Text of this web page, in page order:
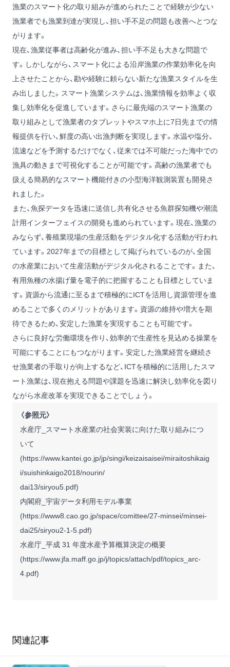
漁業のスマート化の取り組みが進められたことで経験が少ない
漁業者でも漁業到達が実現し、担い手不足の問題も改善へとつな
がります。
現在、漁業従事者は高齢化が進み、担い手不足も大きな問題で
す。しかしながら、スマート化による沿岸漁業の作業効率化を向
上させたことから、勘や経験に頼らない新たな漁業スタイルを生
み出しました。スマート漁業システムは、漁業情報を効率よく収
集し効率化を促進しています。さらに最先端のスマート漁業の
取り組みとして漁業者のタブレットやスマホ上に7日先までの情
報提供を行い、鮮度の高い出漁判断を実現します。水温や塩分、
流速などを予測するだけでなく、従来では不可能だった海中での
漁具の動きまで可視化することが可能です。高齢の漁業者でも
扱える簡易的なスマート機能付きの小型海洋観測装置も開発さ
れました。
また、魚探データを迅速に送信し共有化させる魚群探知機や潮流
計用インターフェイスの開発も進められています。現在、漁業の
みならず、養殖業現場の生産活動をデジタル化する活動が行われ
ています。2027年までの目標として掲げられているのが、全国
の水産業において生産活動がデジタル化されることです。また、
有用魚種の水揚げ量を電子的に把握することも目標としていま
す。資源から流通に至るまで積極的にICTを活用し資源管理を進
めることで多くのメリットがあります。資源の維持や増大を期
待できるため、安定した漁業を実現することも可能です。
さらに良好な労働環境を作り、効率的で生産性を見込める操業を
可能にすることにもつながります。安定した漁業経営を継続さ
せ漁業者の手取りが向上するなど、ICTを積極的に活用したスマ
ート漁業は、現在抱える問題や課題を迅速に解決し効率化を図り
ながら水産改革を実現できることでしょう。
〈参照元〉
水産庁_スマート水産業の社会実装に向けた取り組みにつ
いて
(https://www.kantei.go.jp/jp/singi/keizaisaisei/miraitoshikaig
i/suishinkaigo2018/nourin/
dai13/siryou5.pdf)
内閣府_宇宙データ利用モデル事業
(https://www8.cao.go.jp/space/comittee/27-minsei/minsei-
dai25/siryou2-1-5.pdf)
水産庁_平成 31 年度水産予算概算決定の概要
(https://www.jfa.maff.go.jp/j/topics/attach/pdf/topics_arc-
4.pdf)
関連記事